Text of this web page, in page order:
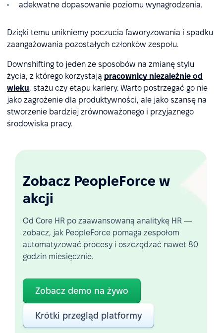
adekwatne dopasowanie poziomu wynagrodzenia.
Dzięki temu unikniemy poczucia faworyzowania i spadku
zaangażowania pozostałych członków zespołu.
Downshifting to jeden ze sposobów na zmianę stylu
życia, z którego korzystają pracownicy niezależnie od
wieku, stażu czy etapu kariery. Warto postrzegać go nie
jako zagrożenie dla produktywności, ale jako szansę na
stworzenie bardziej zrównoważonego i przyjaznego
środowiska pracy.
Zobacz PeopleForce w
akcji
Od Core HR po zaawansowaną analitykę HR —
zobacz, jak PeopleForce pomaga zespołom
automatyzować procesy i oszczędzać nawet 80
godzin miesięcznie.
Zobacz demo na żywo
Krótki przegląd platformy